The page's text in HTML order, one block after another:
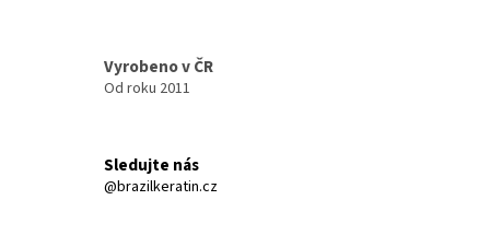
Vyrobeno v ČR
Od roku 2011
Sledujte nás
@brazilkeratin.cz